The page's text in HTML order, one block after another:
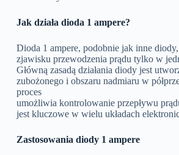
Jak działa dioda 1 ampere?
Dioda 1 ampere, podobnie jak inne
zjawisku przewodzenia prądu tylko w
Główną zasadą działania diody jest
zubożonego i obszaru nadmiaru w
proces
umożliwia kontrolowanie przepływu
jest kluczowe w wielu układach
Zastosowania diody 1 ampere